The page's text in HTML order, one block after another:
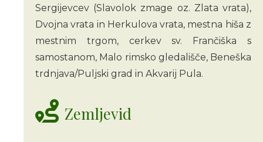
Sergijevcev (Slavolok zmage oz. Zlata vrata),
Dvojna vrata in Herkulova vrata, mestna hiša z
mestnim trgom, cerkev sv. Frančiška s
samostanom, Malo rimsko gledališče, Beneška
trdnjava/Puljski grad in Akvarij Pula.
Zemljevid